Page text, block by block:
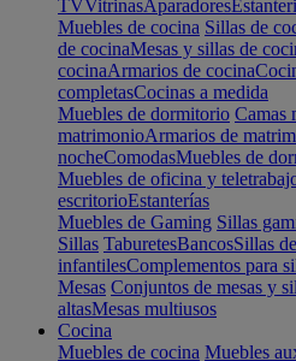
TVVitrinasAparadores
Muebles de cocina Sillas de
de cocinaMesas y sillas de
cocinaArmarios de cocina
completasCocinas a medida
Muebles de dormitorio Camas
matrimonioArmarios de
nocheComodasMuebles de
Muebles de oficina y
escritorioEstanterías
Muebles de Gaming Sillas
Sillas TaburetesBancosSillas
infantilesComplementos para
Mesas Conjuntos de mesas y
altasMesas multiusos
Cocina
Muebles de cocina Muebles